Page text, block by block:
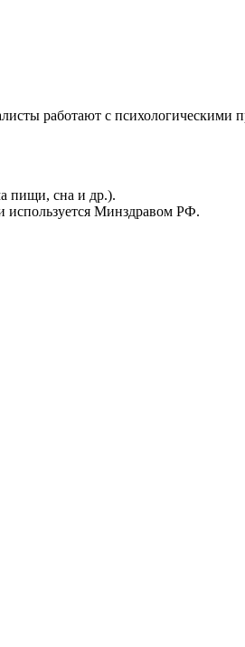
работают с психологическими
пищи, сна и др.).
Минздравом РФ.